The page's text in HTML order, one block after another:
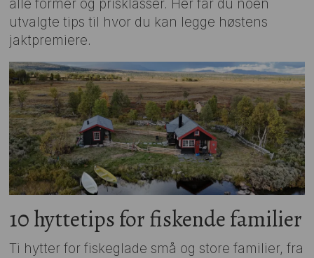
alle former og prisklasser. Her får du noen
utvalgte tips til hvor du kan legge høstens
jaktpremiere.
10 hyttetips for fiskende familier
Ti hytter for fiskeglade små og store familier, fra